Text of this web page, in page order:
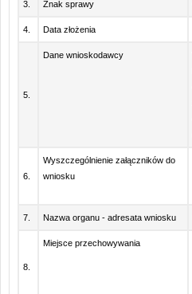
3. Znak sprawy
4. Data złożenia
5.
Dane wnioskodawcy
6.
Wyszczególnienie załączników do
wniosku
7. Nazwa organu - adresata wniosku
8.
Miejsce przechowywania